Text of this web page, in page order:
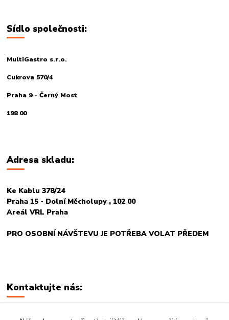
Sídlo společnosti:
MultiGastro s.r.o.
Cukrova 570/4
Praha 9 - Černý Most
198 00
Adresa skladu:
Ke Kablu 378/24
Praha 15 - Dolní Měcholupy , 102 00
Areál VRL Praha
PRO OSOBNÍ NÁVŠTEVU JE POTŘEBA VOLAT PŘEDEM
Kontaktujte nás:
+420 774 678 717